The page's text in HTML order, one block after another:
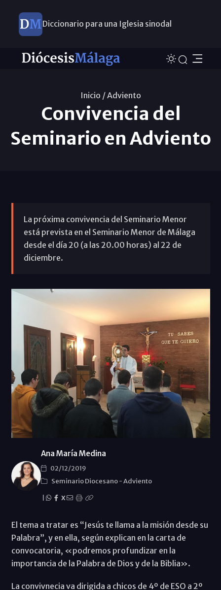
Diccionario para una Iglesia sinodal
Nuevos nombramientos
Inicio /Adviento
Convivencia del
Seminario en Adviento
La próxima convivencia del Seminario Menor
está prevista en el Seminario Menor de Málaga
desde el día 20 (a las 20.00 horas) al 22 de
diciembre.
Ana María Medina
02/12/2019
Seminario Diocesano-Adviento
X
El tema a tratar es “Jesús te llama a la misión desde su
Palabra”, y en ella, según explican en la carta de
convocatoria, «podremos profundizar en la
importancia de la Palabra de Dios y de la Biblia».
La convivnecia va dirigida a chicos de 4º de ESO a 2º